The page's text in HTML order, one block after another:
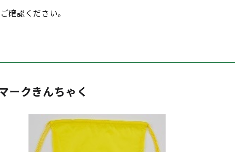
確認ください。
クきんちゃく